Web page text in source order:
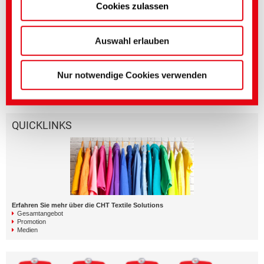
Genauere Einstellungen können Sie hier oder in
unsererDatenschutzerklärungvornehmen.
Cookies zulassen
Auswahl erlauben
Nur notwendige Cookies verwenden
Weiterführende Medien
Giant for Dyeing
QUICKLINKS
Erfahren Sie mehr über die CHT Textile Solutions
Gesamtangebot
Promotion
Medien